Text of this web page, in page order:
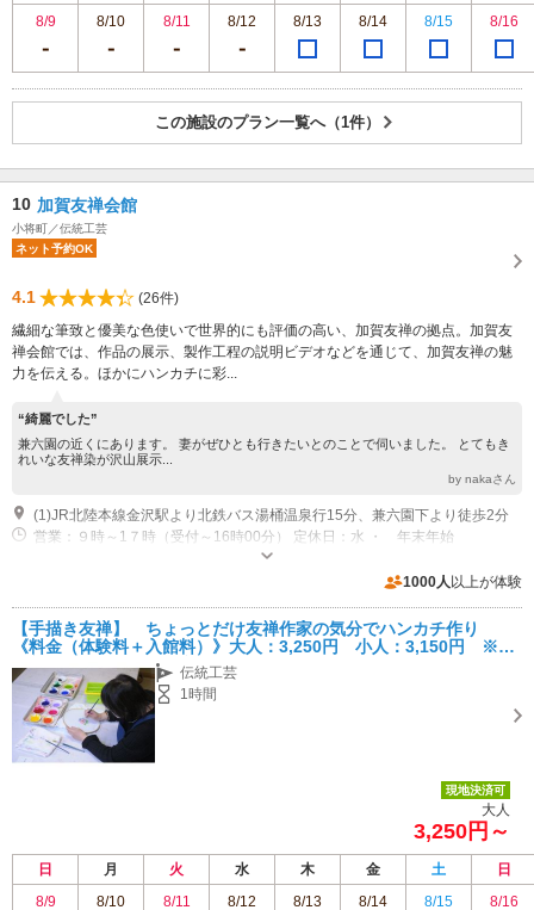
8/9
8/10 8/11 8/12 8/13 8/14 8/15 8/16
この施設のプラン一覧へ（1件）
10 加賀友禅会館
小将町／伝統工芸
ネット予約OK
4.1
(26件)
繊細な筆致と優美な色使いで世界的にも評価の高い、加賀友禅の拠点。加賀友
禅会館では、作品の展示、製作工程の説明ビデオなどを通じて、加賀友禅の魅
力を伝える。ほかにハンカチに彩...
“綺麗でした”
兼六園の近くにあります。 妻がぜひとも行きたいとのことで伺いました。 とてもき
れいな友禅染が沢山展示...
by nakaさん
(1)JR北陸本線金沢駅より北鉄バス湯桶温泉行15分、兼六園下より徒歩2分
営業：９時～1７時（受付～16時00分） 定休日：水 ・ 年末年始
1000人 以上が体験
【手描き友禅】 ちょっとだけ友禅作家の気分でハンカチ作り
《料金（体験料＋入館料）》大人：3,250円 小人：3,150円 ※各
種割引サービスのご用意あり
伝統工芸
1時間
現地決済可
大人
3,250円～
日 月 火 水 木 金 土
日
8/9
8/10 8/11 8/12 8/13 8/14 8/15 8/16